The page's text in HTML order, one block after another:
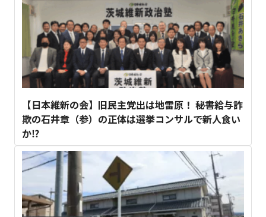
【日本維新の会】旧民主党出は地雷原！ 秘書給与詐
欺の石井章（参）の正体は選挙コンサルで新人食い
か⁉